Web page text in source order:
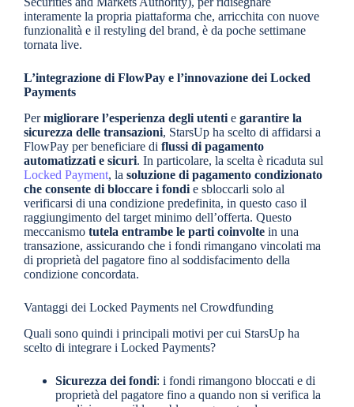
interamente la propria piattaforma che, arricchita con nuove
funzionalità e il restyling del brand, è da poche settimane
tornata live.
L’integrazione di FlowPay e l’innovazione dei Locked
Payments
Permigliorare l’esperienza degli utenti e garantire la
sicurezza delle transazioni, StarsUp ha scelto di affidarsi a
FlowPay per beneficiare di flussi di pagamento
automatizzati e sicuri. In particolare, la scelta è ricaduta sul
Locked Payment, la soluzione di pagamento condizionato
che consente di bloccare i fondi e sbloccarli solo al
verificarsi di una condizione predefinita, in questo caso il
raggiungimento del target minimo dell’offerta. Questo
meccanismo tutela entrambe le parti coinvolte in una
transazione, assicurando che i fondi rimangano vincolati ma
di proprietà del pagatore fino al soddisfacimento della
condizione concordata.
Vantaggi dei Locked Payments nel Crowdfunding
Quali sono quindi i principali motivi per cui StarsUp ha
scelto di integrare i Locked Payments?
Sicurezza dei fondi: i fondi rimangono bloccati e di
proprietà del pagatore fino a quando non si verifica la